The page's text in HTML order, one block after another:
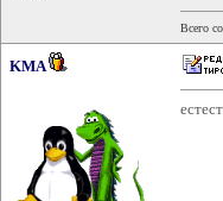
Всего
KMA